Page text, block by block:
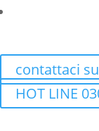
contattaci
HOT LINE